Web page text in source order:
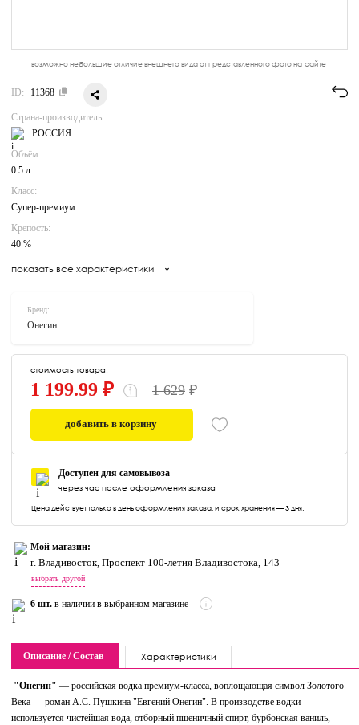
возможно небольшие отличие внешнего вида от представленного фото на сайте
ID: 11368
Страна-производитель:
РОССИЯ
Объём:
0.5 л
Класс:
Супер-премиум
Крепость:
40 %
показать все характеристики
Бренд:
Онегин
стоимость товара:
1 199.99 ₽ 1 629 ₽
добавить в корзину
0
Доступен для самовывоза
через час после оформления заказа
Цена действует только в день оформления заказа, и срок хранения — 3 дня.
Мой магазин:
г. Владивосток, Проспект 100-летия Владивостока, 143
выбрать другой
6 шт. в наличии в выбранном магазине
Описание / Состав Характеристики
"Онегин" — российская водка премиум-класса, воплощающая символ Золотого
Века — роман А.С. Пушкина "Евгений Онегин". В производстве водки
используется чистейшая вода, отборный пшеничный спирт, бурбонская ваниль,